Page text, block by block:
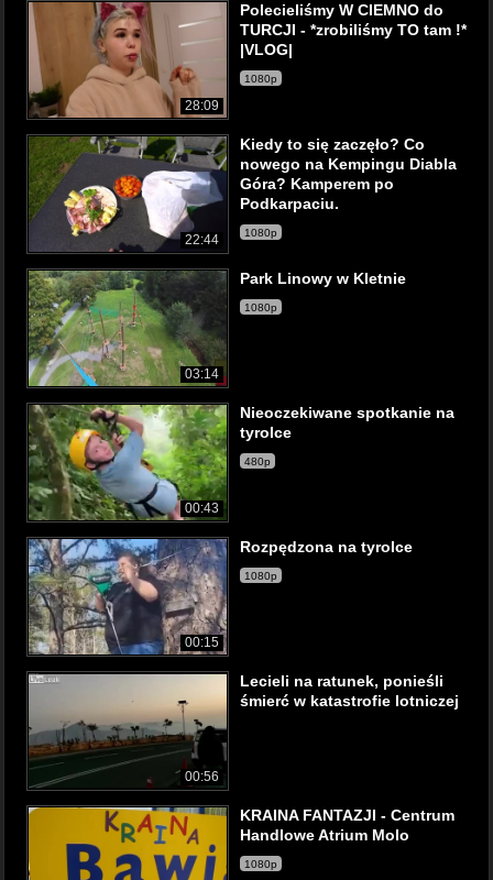
28:09
Polecieliśmy W CIEMNO do
TURCJI - *zrobiliśmy TO tam !*
|VLOG|
1080p
22:44
Kiedy to się zaczęło? Co
nowego na Kempingu Diabla
Góra? Kamperem po
Podkarpaciu.
1080p
03:14
Park Linowy w Kletnie
1080p
00:43
Nieoczekiwane spotkanie na
tyrolce
480p
00:15
Rozpędzona na tyrolce
1080p
00:56
Lecieli na ratunek, ponieśli
śmierć w katastrofie lotniczej
KRAINA FANTAZJI - Centrum
Handlowe Atrium Molo
1080p